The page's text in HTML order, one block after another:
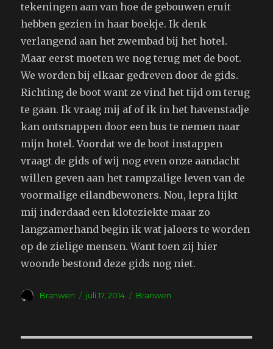
tekeningen aan van hoe de gebouwen eruit
hebben gezien in haar boekje. Ik denk
verlangend aan het zwembad bij het hotel.
Maar eerst moeten we nog terug met de boot.
We worden bij elkaar gedreven door de gids.
Richting de boot want ze vind het tijd om terug
te gaan. Ik vraag mij af of ik in het havenstadje
kan ontsnappen door een bus te nemen naar
mijn hotel. Voordat we de boot instappen
vraagt de gids of wij nog even onze aandacht
willen geven aan het rampzalige leven van de
voormalige eilandbewoners. Nou, lepra lijkt
mij inderdaad een kloteziekte maar zo
langzamerhand begin ik wat jaloers te worden
op de zielige mensen. Want toen zij hier
woonde bestond deze gids nog niet.
Auteur
Branwen
Geplaatst
juli 17, 2014 Tags
Branwen